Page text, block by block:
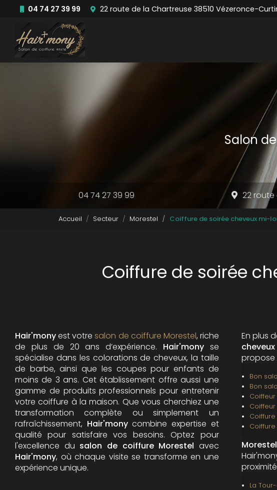
contenu
principal
04 74 27 39 99 22 route de la Chartreuse 38510 Vézeronce-
Salon
04 74 27 39 99 22 route
Accueil Secteur Morestel Coiffure de soirée cheveux mi-
Coiffure de soirée
Hair'monyest votresalon de coiffure Morestel, riche
de plus de 20 ans d’expérience. Hair'mony se
spécialise dans les colorations de cheveux, la taille
de barbe, ainsi que les coupes pour enfants de
moins de 3 ans. Cet établissement offre aussi une
gamme de produits professionnels pour entretenir
votre coiffure à la maison. Que vous cherchiez une
transformation complète ou simplement un
rafraîchissement, Hair'monycombine expertise et
qualité pour satisfaire vos besoins. Optez pour
l'excellence du salon de coiffure Morestel avec
Hair'mony, où chaque visite se transforme en une
expérience unique.
En plus
propose
Bon
Bon
Morestel
La